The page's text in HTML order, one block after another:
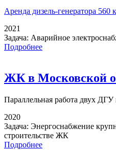
Аренда дизель-генератора 560
2021
Задача: Аварийное
Подробнее
ЖК в Московской
Параллельная работа двух ДГУ
2020
Задача: Энергоснабжение
строительстве ЖК
Подробнее